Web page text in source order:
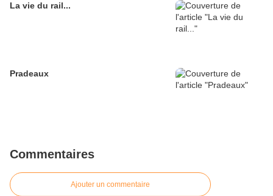
La vie du rail...
Pradeaux
Commentaires
Ajouter un commentaire